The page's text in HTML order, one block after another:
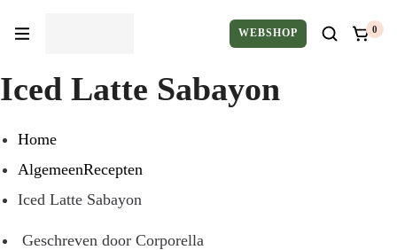
WEBSHOP 0
Iced Latte Sabayon
Home
AlgemeenRecepten
Iced Latte Sabayon
Geschreven door Corporella